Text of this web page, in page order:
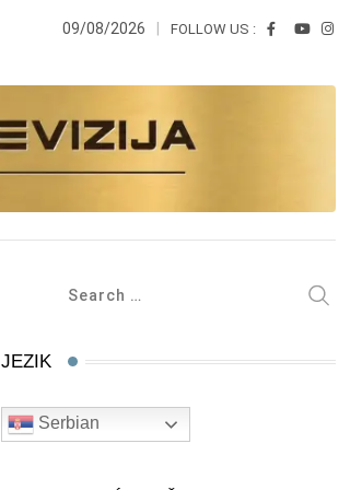
09/08/2026 FOLLOW US :
JEZIK
Serbian